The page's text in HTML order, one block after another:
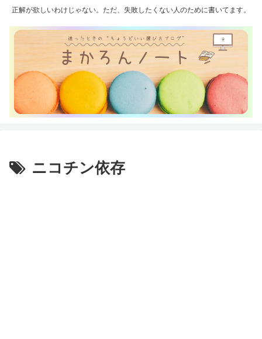
正解が欲しいわけじゃない。ただ、失敗したくない人のために書いてます。
ニコチン依存